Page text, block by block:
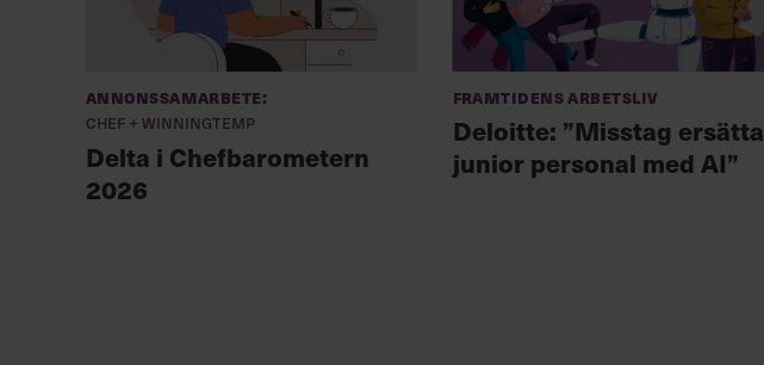
Annonssamarbete:
Chef + Winningtemp
Delta i Chefbarometern
2026
Framtidens arbetsliv
Deloitte: ”Misstag ersätta
junior personal med AI”